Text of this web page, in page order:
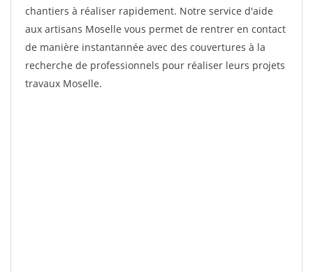
chantiers à réaliser rapidement. Notre service d'aide
aux artisans Moselle vous permet de rentrer en contact
de manière instantannée avec des couvertures à la
recherche de professionnels pour réaliser leurs projets
travaux Moselle.